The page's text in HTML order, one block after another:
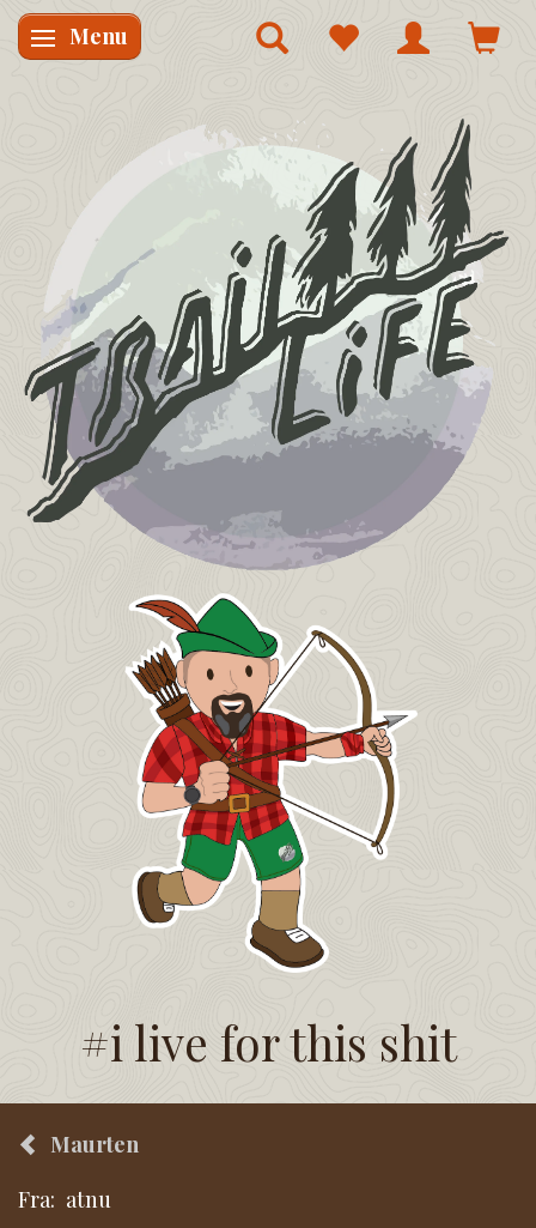
Skifte navigation
Menu
#i live for this shit
Maurten
Fra: atnu